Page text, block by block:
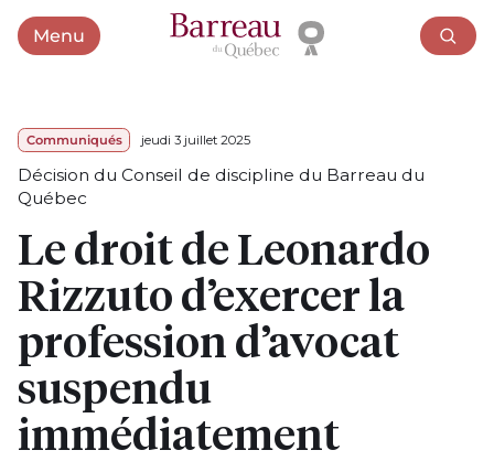
MenuOuvrir le menu
Communiqués jeudi 3 juillet 2025
Décision du Conseil de discipline du Barreau du
Québec
Le droit de Leonardo
Rizzuto d’exercer la
profession d’avocat
suspendu
immédiatement